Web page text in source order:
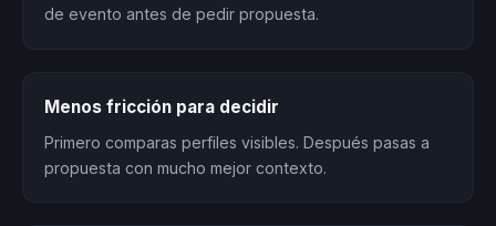
de evento antes de pedir propuesta.
Menos fricción para decidir
Primero comparas perfiles visibles. Después pasas a
propuesta con mucho mejor contexto.